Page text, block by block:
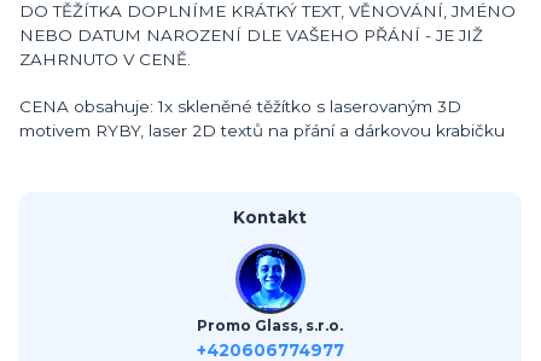
DO TĚŽÍTKA DOPLNÍME KRÁTKÝ TEXT, VĚNOVÁNÍ, JMÉNO
NEBO DATUM NAROZENÍ DLE VAŠEHO PŘÁNÍ - JE JIŽ
ZAHRNUTO V CENĚ.
CENA obsahuje: 1x skleněné těžítko s laserovaným 3D
motivem RYBY, laser 2D textů na přání a dárkovou krabičku
Kontakt
Promo Glass, s.r.o.
+420606774977